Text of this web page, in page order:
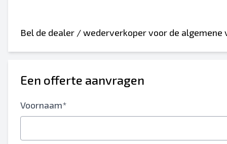
Bel de dealer / wederverkoper voor de
Een offerte aanvragen
Voornaam*